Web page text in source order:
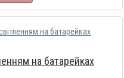
на батарейках